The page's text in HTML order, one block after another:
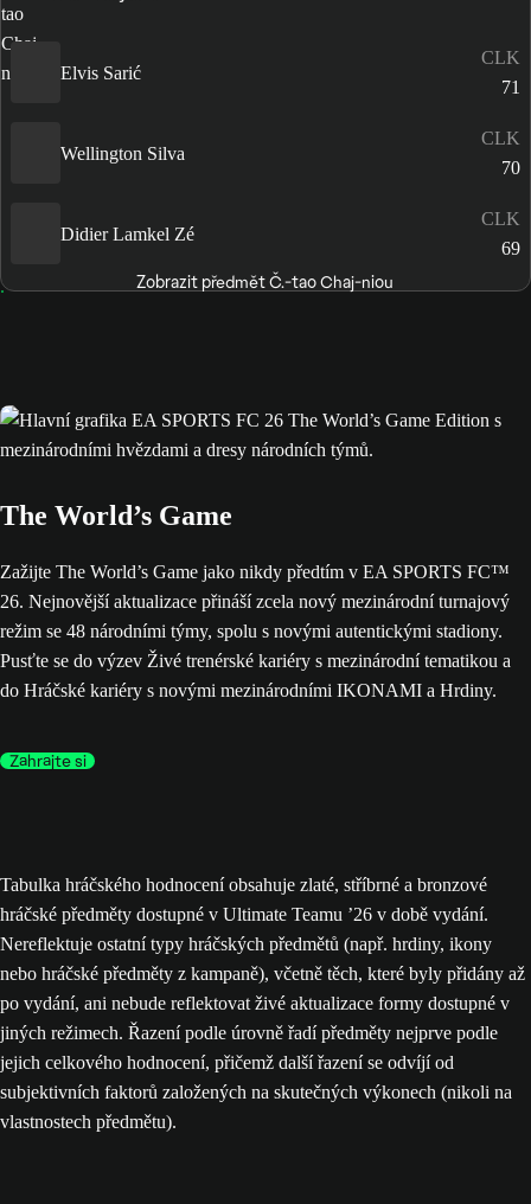
Elvis Sarić
CLK
71
Wellington Silva
CLK
70
Didier Lamkel Zé
CLK
69
Zobrazit předmět Č.-tao Chaj-niou
The World’s Game
Zažijte The World’s Game jako nikdy předtím v EA SPORTS FC™
26. Nejnovější aktualizace přináší zcela nový mezinárodní turnajový
režim se 48 národními týmy, spolu s novými autentickými stadiony.
Pusťte se do výzev Živé trenérské kariéry s mezinárodní tematikou a
do Hráčské kariéry s novými mezinárodními IKONAMI a Hrdiny.
Zahrajte si
Tabulka hráčského hodnocení obsahuje zlaté, stříbrné a bronzové
hráčské předměty dostupné v Ultimate Teamu ’26 v době vydání.
Nereflektuje ostatní typy hráčských předmětů (např. hrdiny, ikony
nebo hráčské předměty z kampaně), včetně těch, které byly přidány až
po vydání, ani nebude reflektovat živé aktualizace formy dostupné v
jiných režimech. Řazení podle úrovně řadí předměty nejprve podle
jejich celkového hodnocení, přičemž další řazení se odvíjí od
subjektivních faktorů založených na skutečných výkonech (nikoli na
vlastnostech předmětu).